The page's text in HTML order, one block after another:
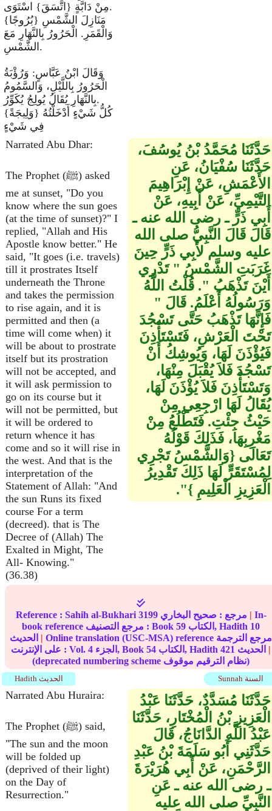
مِنْ دَابَّةٍ {اتَّسَقَ} اسْتَوَى.
{بُرُوجًا} مَنَازِلَ الشَّمْسِ
وَالْقَمَرِ. الْحَرُورُ بِالنَّهَارِ مَعَ
الشَّمْسِ.
وَقَالَ ابْنُ عَبَّاسٍ: وَرُؤْبَةُ
الْحَرُورُ بِاللَّيْلِ، وَالسَّمُومُ
بِالنَّهَارِ يُقَالُ يُولِجُ يُكَوِّرُ.
{وَلِيجَةً} كُلُّ شَيْءٍ أَدْخَلْتُهُ
فِي شَيْءٍ
Narrated Abu Dhar:
The Prophet (ﷺ) asked
me at sunset, "Do you
know where the sun goes
(at the time of sunset)?" I
replied, "Allah and His
Apostle know better." He
said, "It goes (i.e. travels)
till it prostrates Itself
underneath the Throne
and takes the permission
to rise again, and it is
permitted and then (a
time will come when) it
will be about to prostrate
itself but its prostration
will not be accepted, and
it will ask permission to
go on its course but it
will not be permitted, but
it will be ordered to
return whence it has
come and so it will rise in
the west. And that is the
interpretation of the
Statement of Allah: "And
the sun Runs its fixed
course For a term
(decreed). that is The
Decree of (Allah) The
Exalted in Might, The
All- Knowing."
(36.38)
حَدَّثَنَا مُحَمَّدُ بْنُ يُوسُفَ،
حَدَّثَنَا سُفْيَانُ، عَنِ
الأَعْمَشِ، عَنْ إِبْرَاهِيمَ
التَّيْمِيِّ، عَنْ أَبِيهِ، عَنْ
أَبِي ذَرٍّ ـ رضى الله عنه ـ
قَالَ قَالَ النَّبِيُّ صلى الله
عليه وسلم لأَبِي ذَرٍّ حِينَ
غَرَبَتِ الشَّمْسُ ‏"‏ تَدْرِي
أَيْنَ تَذْهَبُ ‏"‏‏.‏ قُلْتُ اللَّهُ
وَرَسُولُهُ أَعْلَمُ‏.‏ قَالَ ‏"‏
فَإِنَّهَا تَذْهَبُ حَتَّى تَسْجُدَ
تَحْتَ الْعَرْشِ، فَتَسْتَأْذِنَ
فَيُؤْذَنَ لَهَا، وَيُوشِكُ أَنْ
تَسْجُدَ فَلاَ يُقْبَلَ مِنْهَا،
وَتَسْتَأْذِنَ فَلاَ يُؤْذَنَ لَهَا،
يُقَالُ لَهَا ارْجِعِي مِنْ
حَيْثُ جِئْتِ‏.‏ فَتَطْلُعُ مِنْ
مَغْرِبِهَا، فَذَلِكَ قَوْلُهُ
تَعَالَى ‏{‏وَالشَّمْسُ تَجْرِي
لِمُسْتَقَرٍّ لَهَا ذَلِكَ تَقْدِيرُ
الْعَزِيزِ الْعَلِيمِ ‏}‏‏"‏‏.‏
Reference : Sahih al-Bukhari 3199 مرجع : صحيح البخاري | In-
book reference مرجع التصنيف : Book 59 الكتاب, Hadith 10
| Online translation (USC-MSA) reference مرجع الترجمة
على الإنترنت : Vol. 4 الجزء, Book 54 الكتاب, Hadith 421
|
(deprecated numbering scheme نظام الترقيم موقوف)
Sunnah السنة Hadith الحديث
Narrated Abu Huraira:
The Prophet (ﷺ) said,
"The sun and the moon
will be folded up
(deprived of their light)
on the Day of
Resurrection."
حَدَّثَنَا مُسَدَّدٌ، حَدَّثَنَا عَبْدُ
الْعَزِيزِ بْنُ الْمُخْتَارِ، حَدَّثَنَا
عَبْدُ اللَّهِ الدَّانَاجُ، قَالَ
حَدَّثَنِي أَبُو سَلَمَةَ بْنُ عَبْدِ
الرَّحْمَنِ، عَنْ أَبِي هُرَيْرَةَ
ـ رضى الله عنه ـ عَنِ
النَّبِيِّ صلى الله عليه